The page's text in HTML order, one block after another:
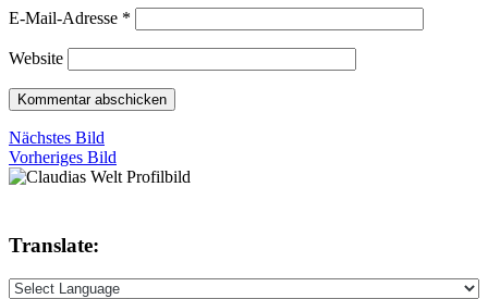
E-Mail-Adresse *
Website
Nächstes Bild
Vorheriges Bild
Translate: